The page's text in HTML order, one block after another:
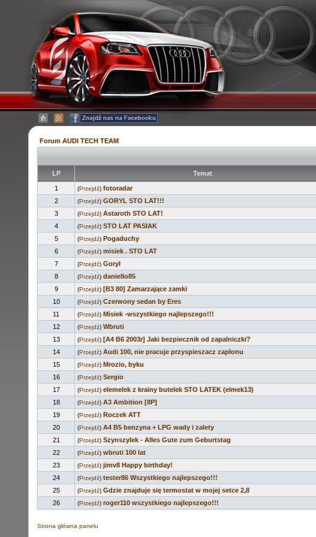
Forum AUDI TECH TEAM
LP Temat
1 (Przejdź) fotoradar
2
(Przejdź) GORYL STO LAT!!!
3
(Przejdź) Astaroth STO LAT!
4
(Przejdź) STO LAT PASIAK
5
(Przejdź) Pogaduchy
6
(Przejdź) misiek . STO LAT
7
(Przejdź) Goryl
8
(Przejdź) daniello85
9
(Przejdź) [B3 80] Zamarzające zamki
10
(Przejdź) Czerwony sedan by Eres
11
(Przejdź) Misiek -wszystkiego najlepszego!!!
12
(Przejdź) Wbruti
13
(Przejdź) [A4 B6 2003r] Jaki bezpiecznik od zapalniczki?
14
(Przejdź) Audi 100, nie pracuje przyspieszacz zapłonu
15
(Przejdź) Mrozio, byku
16
(Przejdź) Sergio
17
(Przejdź) elemelek z krainy butelek STO LATEK (elmek13)
18
(Przejdź) A3 Ambition [8P]
19
(Przejdź) Roczek ATT
20
(Przejdź) A4 B5 benzyna + LPG wady i zalety
21
(Przejdź) Szynszylek - Alles Gute zum Geburtstag
22
(Przejdź) wbruti 100 lat
23
(Przejdź) jimv8 Happy birthday!
24
(Przejdź) tester86 Wszystkiego najlepszego!!!
25
(Przejdź) Gdzie znajduje się termostat w mojej setce 2,8
26
(Przejdź) roger110 wszystkiego najlepszego!!!
Strona główna panelu